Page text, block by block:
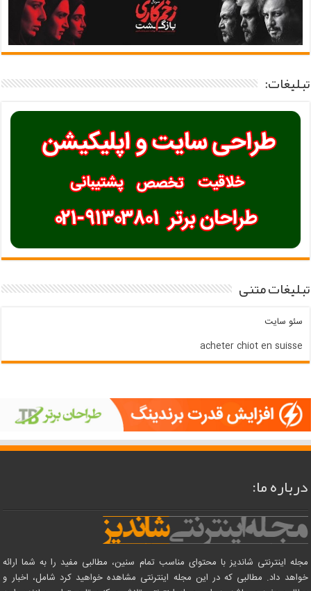
تبلیغات:
تبلیغات متنی
سئو سایت
acheter chiot en suisse
درباره ما:
مجله اینترنتی شاندیز با محتوای مناسب تمام سنین، مطالبی مفید را به شما ارائه
خواهد داد. مطالبی که در این مجله اینترنتی مشاهده خواهید کرد شامل، اخبار و